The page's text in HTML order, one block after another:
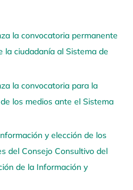
la convocatoria permanente
la ciudadanía al Sistema de
la convocatoria para la
los medios ante el Sistema
y elección de los
del Consejo Consultivo del
de la Información y